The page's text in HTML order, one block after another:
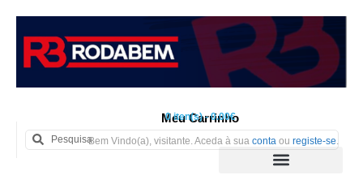
Meu Carrinho
0 iten(s) - 0.00€
Bem Vindo(a), visitante. Aceda à sua conta ou registe-se